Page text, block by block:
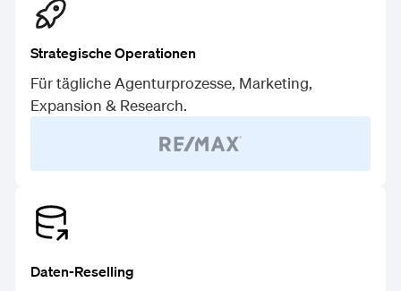
Strategische Operationen
Für tägliche Agenturprozesse, Marketing,
Expansion & Research.
Daten-Reselling